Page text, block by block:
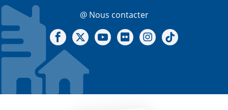
@ Nous contacter
Notre Facebook
Notre X - (twitter)
Notre chaine Youtube
Notre Gallerie sur Flickr
Notre Instagram